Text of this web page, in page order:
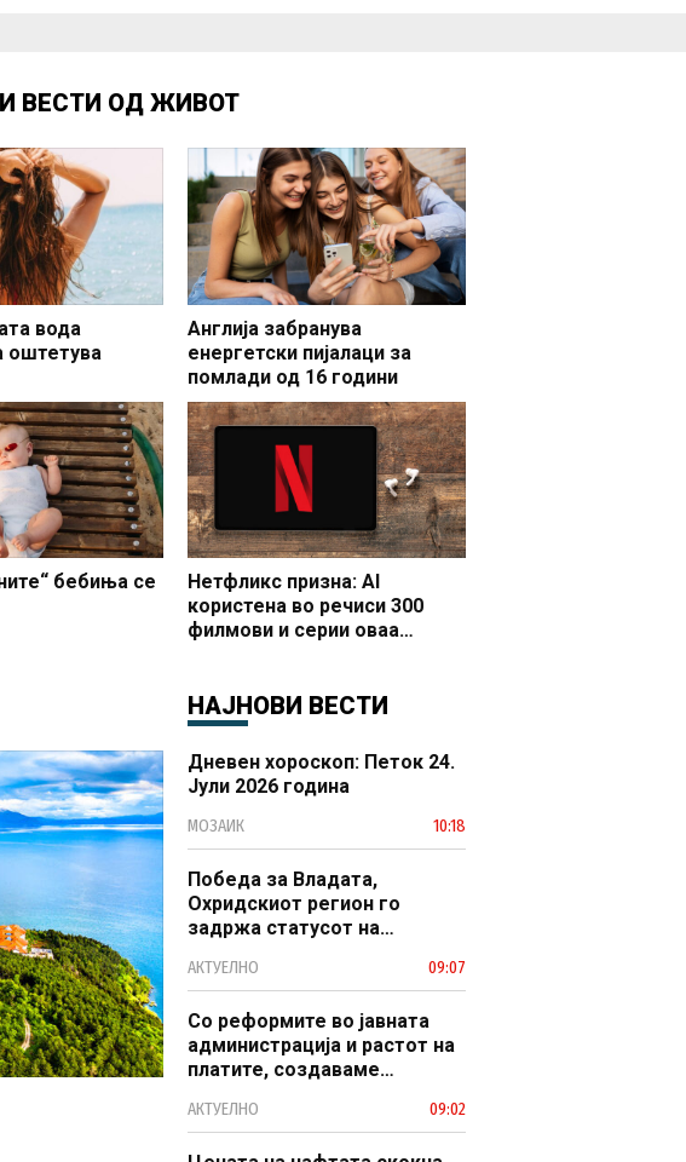
ВЕСТИ ОД ЖИВОТ
вода
оштетува
бебиња се
Англија забранува
енергетски пијалаци за
помлади од 16 години
Нетфликс призна: AI
користена во речиси 300
филмови и серии оваа
НАЈНОВИ ВЕСТИ
Дневен хороскоп: Петок 24.
Јули 2026 година
МОЗАИК 10:18
Победа за Владата,
Охридскиот регион го
задржа статусот на
наследство
АКТУЕЛНО 09:07
Со реформите во јавната
администрација и растот на
платите, создаваме
модерен јавен сектор
АКТУЕЛНО 09:02